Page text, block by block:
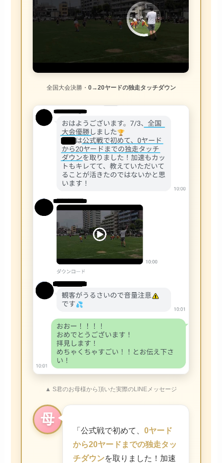
全国大会決勝・ 0→20ヤードの独走タッチダウン
▲ S君のお母様から頂いた実際のLINEメッセージ
母
「公式戦で初めて、0ヤード
から20ヤードまでの独走タッ
チダウンを取りました！加速